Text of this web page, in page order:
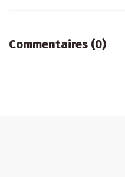
Commentaires (0)